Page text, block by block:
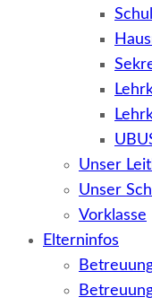
Unser
Unser
Vorklasse
Elterninfos